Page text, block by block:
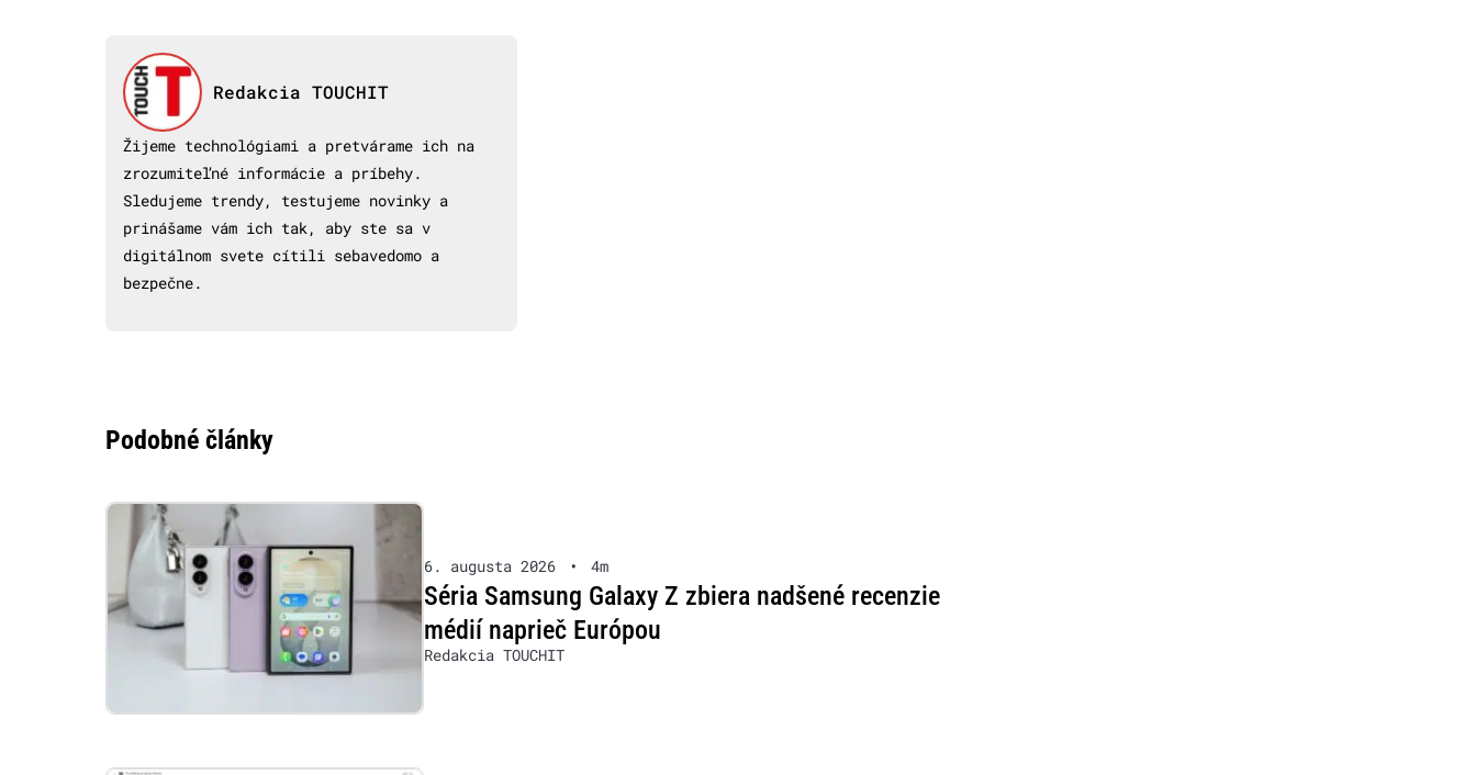
Redakcia TOUCHIT
Žijeme technológiami a pretvárame ich na
zrozumiteľné informácie a príbehy.
Sledujeme trendy, testujeme novinky a
prinášame vám ich tak, aby ste sa v
digitálnom svete cítili sebavedomo a
bezpečne.
Podobné články
6. augusta 2026 • 4m
Séria Samsung Galaxy Z zbiera nadšené recenzie
médií naprieč Európou
Redakcia TOUCHIT